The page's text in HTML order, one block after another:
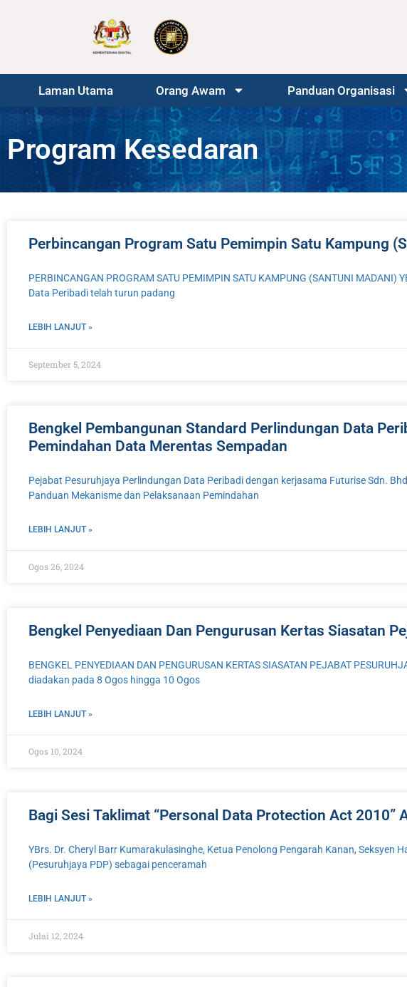
Laman Utama Orang Awam Panduan Organisasi
Program Kesedaran
Perbincangan Program Satu Pemimpin Satu Kampung
PERBINCANGAN PROGRAM SATU PEMIMPIN SATU KAMPUNG (SANTUNI
Data Peribadi telah turun padang
LEBIH LANJUT »
September 5, 2024
Bengkel Pembangunan Standard Perlindungan Data
Pemindahan Data Merentas Sempadan
Pejabat Pesuruhjaya Perlindungan Data Peribadi dengan kerjasama Futurise Sdn.
Panduan Mekanisme dan Pelaksanaan Pemindahan
LEBIH LANJUT »
Ogos 26, 2024
Bengkel Penyediaan Dan Pengurusan Kertas Siasatan
BENGKEL PENYEDIAAN DAN PENGURUSAN KERTAS SIASATAN PEJABAT
diadakan pada 8 Ogos hingga 10 Ogos
LEBIH LANJUT »
Ogos 10, 2024
Bagi Sesi Taklimat “Personal Data Protection Act
YBrs. Dr. Cheryl Barr Kumarakulasinghe, Ketua Penolong Pengarah Kanan,
(Pesuruhjaya PDP) sebagai penceramah
LEBIH LANJUT »
Julai 12, 2024